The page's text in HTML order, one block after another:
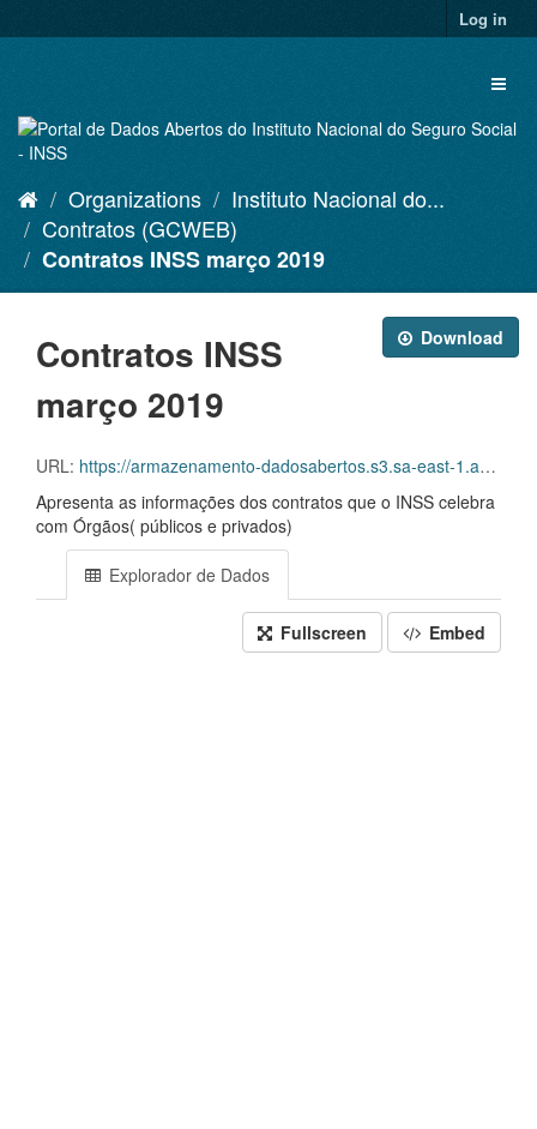
to
Log in
Organizations
Instituto Nacional do...
Contratos (GCWEB)
Contratos INSS março 2019
Download
Contratos INSS
março 2019
URL: https://armazenamento-dadosabertos.s3.sa-east-1.amazonaws.com/Plano+2016_2018_Grupos+de+dados/INSS+-+Contratos+(GCWEB)/dados-abertos-03-2019.csv
Apresenta as informações dos contratos que o INSS celebra
com Órgãos( públicos e privados)
Explorador de Dados
Fullscreen Embed